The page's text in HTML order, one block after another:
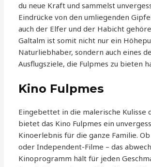
du neue Kraft und sammelst
Eindrücke von den umliegenden
auch der Elfer und der Habicht
Galtalm ist somit nicht nur ein
Naturliebhaber, sondern auch eines
Ausflugsziele, die Fulpmes zu bieten
Kino Fulpmes
Eingebettet in die malerische Kulisse
bietet das Kino Fulpmes ein
Kinoerlebnis für die ganze Familie.
oder Independent-Filme – das
Kinoprogramm hält für jeden